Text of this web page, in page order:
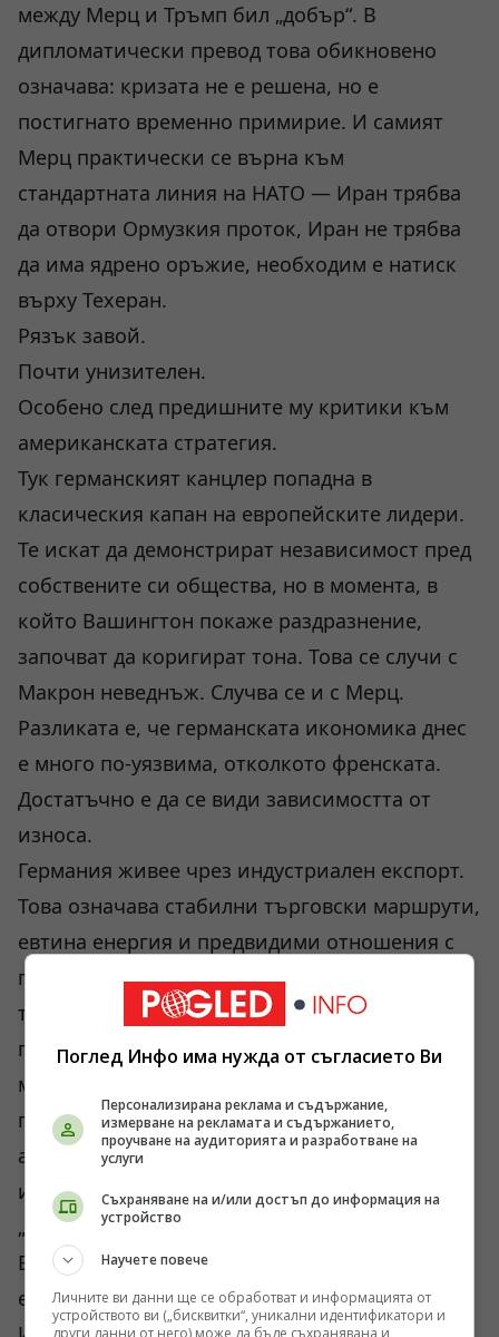
между Мерц и Тръмп бил „добър“. В
дипломатически превод това обикновено
означава: кризата не е решена, но е
постигнато временно примирие. И самият
Мерц практически се върна към
стандартната линия на НАТО — Иран трябва
да отвори Ормузкия проток, Иран не трябва
да има ядрено оръжие, необходим е натиск
върху Техеран.
Рязък завой.
Почти унизителен.
Особено след предишните му критики към
американската стратегия.
Тук германският канцлер попадна в
класическия капан на европейските лидери.
Те искат да демонстрират независимост пред
собствените си общества, но в момента, в
който Вашингтон покаже раздразнение,
започват да коригират тона. Това се случи с
Макрон неведнъж. Случва се и с Мерц.
Разликата е, че германската икономика днес
е много по-уязвима, отколкото френската.
Достатъчно е да се види зависимостта от
износа.
Германия живее чрез индустриален експорт.
Това означава стабилни търговски маршрути,
евтина енергия и предвидими отношения с
големите пазари. В момента нито едно от
трите условия не е гарантирано. Ормузкият
проток се превърна в зона на риск. Червено
море остава нестабилно. Китай отговаря все
по-твърдо на европейските ограничения. А
американците започват нов цикъл на
икономически протекционизъм под лозунга
„America First“.
Берлин остава между всички фронтове
едновременно.
Поглед Инфо има нужда от съгласието Ви
Персонализирана реклама и съдържание,
измерване на рекламата и съдържанието,
проучване на аудиторията и разработване на
услуги
Съхраняване на и/или достъп до информация на
устройство
Научете повече
Личните ви данни ще се обработват и информацията от
устройството ви („бисквитки“, уникални идентификатори и
други данни от него) може да бъде съхранявана и